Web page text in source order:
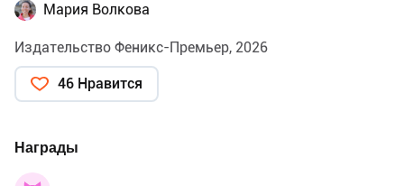
Мария Волкова
Издательство Феникс-Премьер, 2026
46 Нравится
Награды